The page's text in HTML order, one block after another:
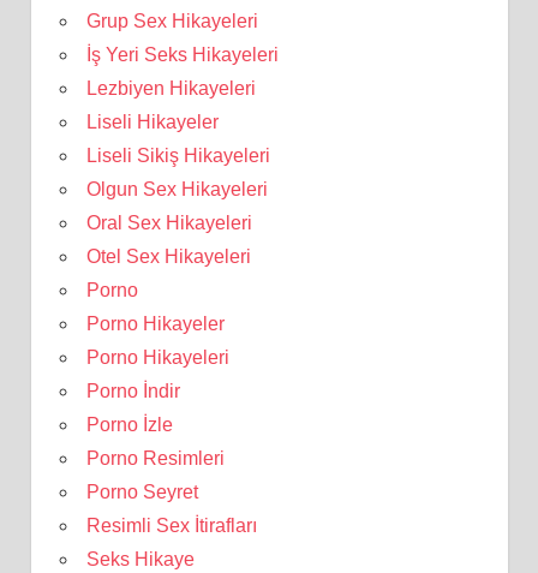
Grup Sex Hikayeleri
İş Yeri Seks Hikayeleri
Lezbiyen Hikayeleri
Liseli Hikayeler
Liseli Sikiş Hikayeleri
Olgun Sex Hikayeleri
Oral Sex Hikayeleri
Otel Sex Hikayeleri
Porno
Porno Hikayeler
Porno Hikayeleri
Porno İndir
Porno İzle
Porno Resimleri
Porno Seyret
Resimli Sex İtirafları
Seks Hikaye